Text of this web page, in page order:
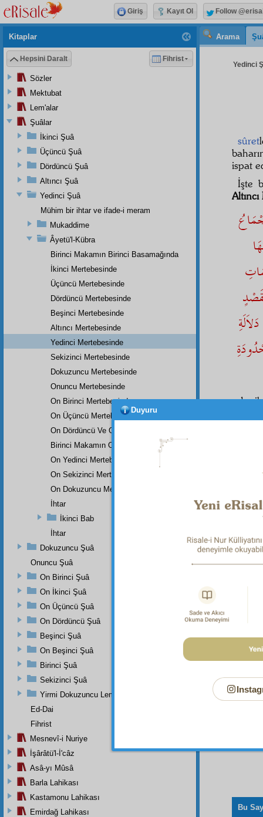
Arama
Yedinci
sûret
ispat
İşte
lisan-ı
ve
Dipnot-1
eden
Bu
Kitaplar
Hepsini Daralt Fihrist
Sözler
Mektubat
Lem'alar
Şuâlar
İkinci Şuâ
Üçüncü Şuâ
Dördüncü Şuâ
Altıncı Şuâ
Yedinci Şuâ
Mühim bir ihtar ve ifade-i meram
Mukaddime
Âyetü'l-Kübra
Birinci Makamın Birinci Basamağında
İkinci Mertebesinde
Üçüncü Mertebesinde
Dördüncü Mertebesinde
Beşinci Mertebesinde
Altıncı Mertebesinde
Yedinci Mertebesinde
Sekizinci Mertebesinde
Dokuzuncu Mertebesinde
Onuncu Mertebesinde
On Birinci Mertebesinde
On Üçüncü Mertebesinde
On Dördüncü Ve On Beşinci Mertebesi
Birinci Makamın On Altıncı Mertebesinde
On Yedinci Mertebesinde
On Sekizinci Mertebesinde
On Dokuzuncu Mertebesinde
İhtar
İkinci Bab
İhtar
Dokuzuncu Şuâ
Onuncu Şuâ
On Birinci Şuâ
On İkinci Şuâ
On Üçüncü Şuâ
On Dördüncü Şuâ
Beşinci Şuâ
On Beşinci Şuâ
Birinci Şuâ
Sekizinci Şuâ
Yirmi Dokuzuncu Lem'adan İkinci Bab
Ed-Dai
Fihrist
Mesnevî-i Nuriye
İşârâtü'l-İ'câz
Asâ-yı Mûsâ
Barla Lahikası
Kastamonu Lahikası
Emirdağ Lahikası
Giriş Kayıt Ol Follow
Duyuru